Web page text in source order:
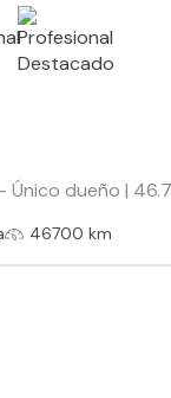
dueño |
46700 km